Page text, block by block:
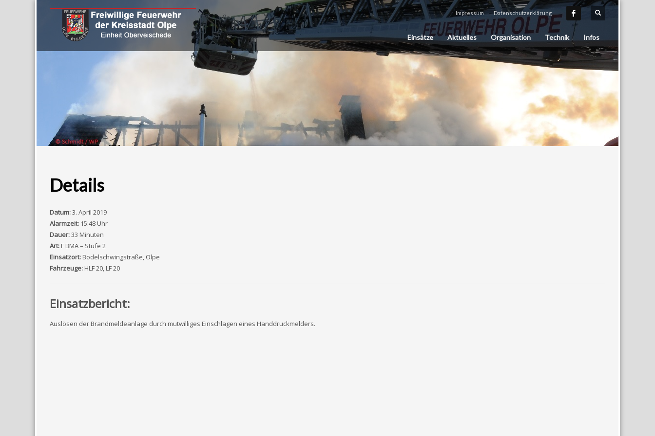
Impressum Datenschutzerklärung
Einsätze Aktuelles Organisation Technik Infos
Details
Datum:3. April 2019
Alarmzeit: 15:48 Uhr
Dauer:33 Minuten
Art:F BMA – Stufe 2
Einsatzort:Bodelschwingstraße, Olpe
Fahrzeuge:HLF 20, LF 20
Einsatzbericht:
Auslösen der Brandmeldeanlage durch mutwilliges Einschlagen eines Handdruckmelders.